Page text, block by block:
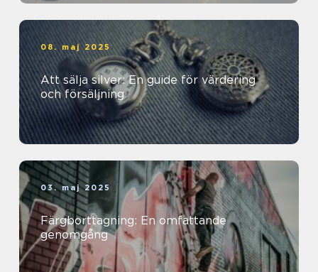
08. maj 2025
Att sälja silver: En guide för värdering
och försäljning
03. maj 2025
Färgborttagning: En omfattande
genomgång